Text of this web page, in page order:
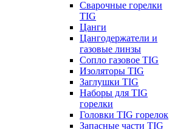
Сварочные горелки
TIG
Цанги
Цангодержатели и
газовые линзы
Сопло газовое TIG
Изоляторы TIG
Заглушки TIG
Наборы для TIG
горелки
Головки TIG горелок
Запасные части TIG